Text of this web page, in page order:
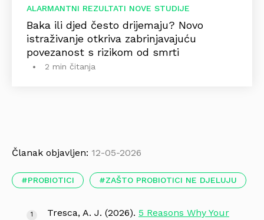
ALARMANTNI REZULTATI NOVE STUDIJE
Baka ili djed često drijemaju? Novo
istraživanje otkriva zabrinjavajuću
povezanost s rizikom od smrti
2 min čitanja
Članak objavljen: 12-05-2026
PROBIOTICI ZAŠTO PROBIOTICI NE DJELUJU
Tresca, A. J. (2026). 5 Reasons Why Your